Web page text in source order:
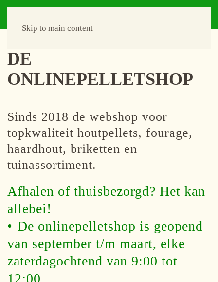
Skip to main content
DE
ONLINEPELLETSHOP
Sinds 2018 de webshop voor
topkwaliteit houtpellets, fourage,
haardhout, briketten en
tuinassortiment.
Afhalen of thuisbezorgd? Het kan
allebei!
•⁠ ⁠De onlinepelletshop is geopend
van september t/m maart, elke
zaterdagochtend van 9:00 tot
12:00